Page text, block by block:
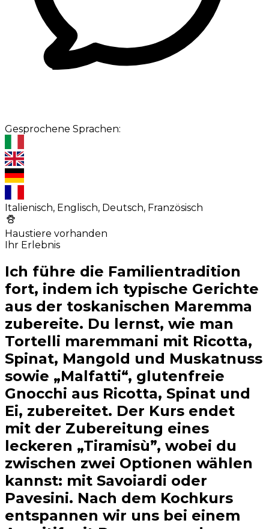
Gesprochene Sprachen:
Italienisch, Englisch, Deutsch, Französisch
Haustiere vorhanden
Ihr Erlebnis
Ich führe die Familientradition
fort, indem ich typische Gerichte
aus der toskanischen Maremma
zubereite. Du lernst, wie man
Tortelli maremmani mit Ricotta,
Spinat, Mangold und Muskatnuss
sowie „Malfatti“, glutenfreie
Gnocchi aus Ricotta, Spinat und
Ei, zubereitet. Der Kurs endet
mit der Zubereitung eines
leckeren „Tiramisù”, wobei du
zwischen zwei Optionen wählen
kannst: mit Savoiardi oder
Pavesini. Nach dem Kochkurs
entspannen wir uns bei einem